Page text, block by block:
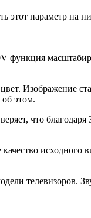
этот параметр на
функция
Изображение
этом.
что
исходного
телевизоров.